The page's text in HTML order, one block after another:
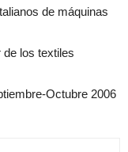
de máquinas
los textiles
Octubre 2006